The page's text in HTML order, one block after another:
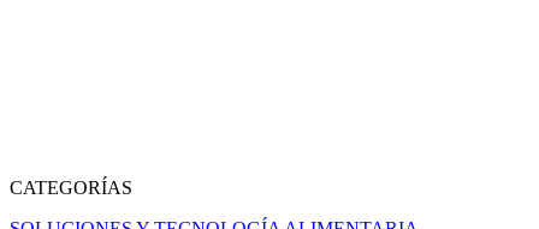
CATEGORÍAS